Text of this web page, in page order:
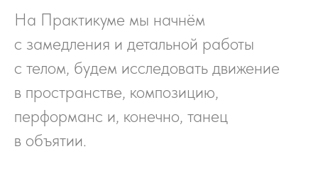
На Практикуме мы начнём
с замедления и детальной работы
с телом, будем исследовать движение
в пространстве, композицию,
перформанс и, конечно, танец
в объятии.